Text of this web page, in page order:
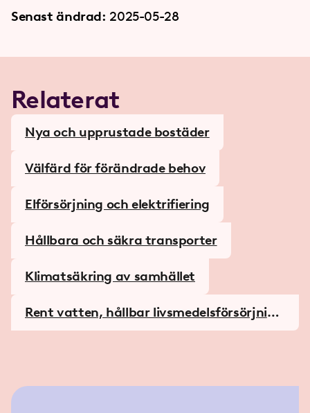
Senast ändrad: 2025-05-28
Relaterat
Nya och upprustade bostäder
Välfärd för förändrade behov
Elförsörjning och elektrifiering
Hållbara och säkra transporter
Klimatsäkring av samhället
Rent vatten, hållbar livs­medels­försörjning
och bredband i hela landet